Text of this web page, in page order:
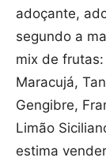
adoçante,
segundo a
mix de
Maracujá,
Gengibre,
Limão
estima